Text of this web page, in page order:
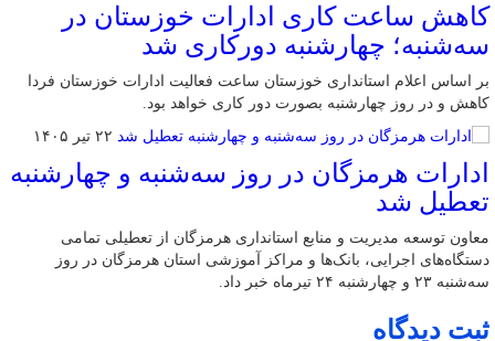
کاهش ساعت کاری ادارات خوزستان در
سه‌شنبه؛ چهارشنبه دورکاری شد
بر اساس اعلام استانداری خوزستان ساعت فعالیت ادارات خوزستان فردا
کاهش و در روز چهارشنبه بصورت دور کاری خواهد بود.
۲۲ تیر ۱۴۰۵
ادارات هرمزگان در روز سه‌شنبه و چهارشنبه
تعطیل شد
معاون توسعه مدیریت و منابع استانداری هرمزگان از تعطیلی تمامی
دستگاه‌های اجرایی، بانک‌ها و مراکز آموزشی استان هرمزگان در روز
سه‌شنبه ۲۳ و چهارشنبه ۲۴ تیرماه خبر داد.
ثبت دیدگاه